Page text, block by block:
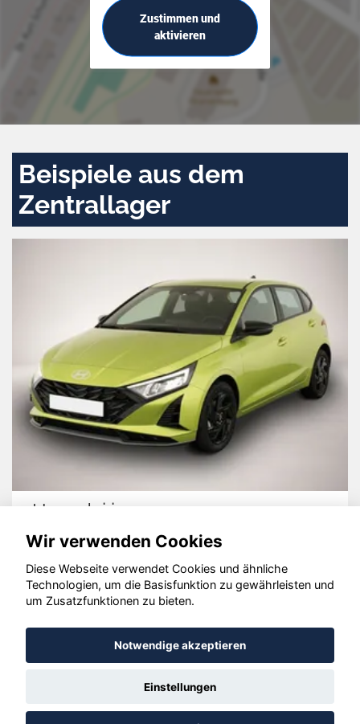
Zustimmen und
aktivieren
Beispiele aus dem
Zentrallager
Hyundai i20
© konjunkturmotor.de GmbH 2020 - 2026
Wir verwenden Cookies
Diese Webseite verwendet Cookies und ähnliche
Technologien, um die Basisfunktion zu gewährleisten und
um Zusatzfunktionen zu bieten.
Notwendige akzeptieren
Einstellungen